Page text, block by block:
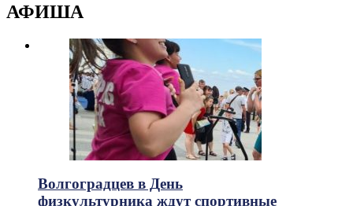
АФИША
Волгоградцев в День
физкультурника ждут спортивные